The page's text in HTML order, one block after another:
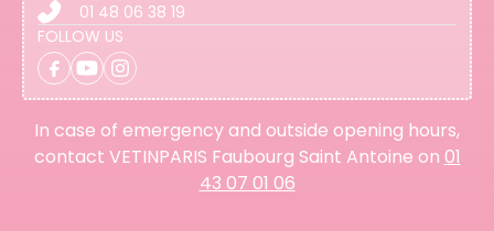
01 48 06 38 19
FOLLOW US
In case of emergency and outside opening hours,
contact VETINPARIS Faubourg Saint Antoine on 01
43 07 01 06